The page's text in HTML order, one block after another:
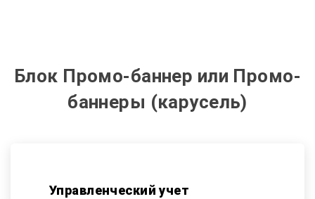
Блок Промо-баннер или Промо-
баннеры (карусель)
Управленческий учет